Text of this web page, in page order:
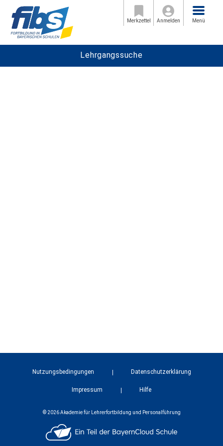
Merkzettel Anmelden
Menü
Menü
Lehrgangssuche
Nutzungsbedingungen Datenschutzerklärung
Impressum Hilfe
© 2026 Akademie für Lehrerfortbildung und Personalführung